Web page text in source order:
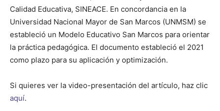
Calidad Educativa, SINEACE. En concordancia en la
Universidad Nacional Mayor de San Marcos (UNMSM) se
estableció un Modelo Educativo San Marcos para orientar
la práctica pedagógica. El documento estableció el 2021
como plazo para su aplicación y optimización.
Si quieres ver la video-presentación del artículo, haz clic
aquí.